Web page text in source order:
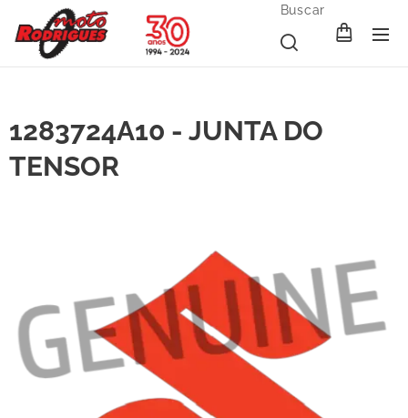
Buscar
1283724A10 - JUNTA DO
TENSOR